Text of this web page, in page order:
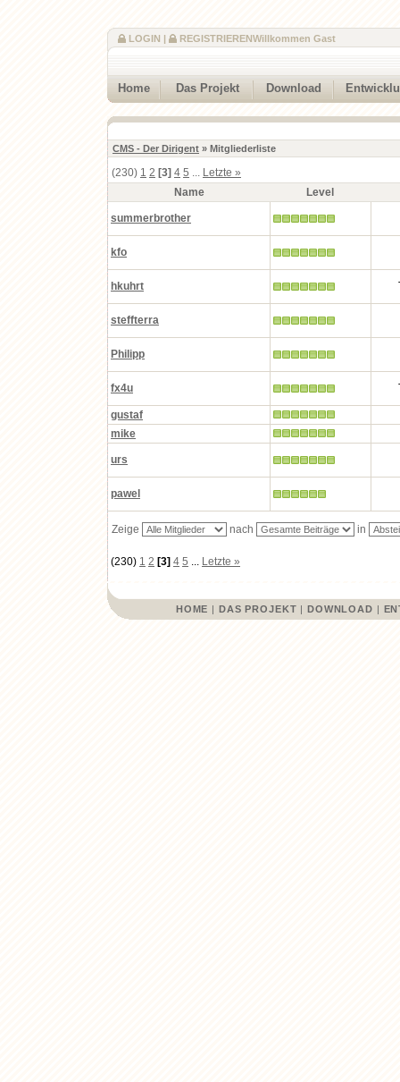
Willkommen Gast
LOGIN | REGISTRIEREN
Home Das Projekt Download
CMS - Der Dirigent » Mitgliederliste
(230) 1 2 [3] 4 5 ... Letzte »
Name
Level
summerbrother
kfo
hkuhrt
steffterra
Philipp
fx4u
gustaf
mike
urs
pawel
Zeige nach in
(230) 1 2 [3] 4 5 ... Letzte »
HOME | DAS PROJEKT | DOWNLOAD |